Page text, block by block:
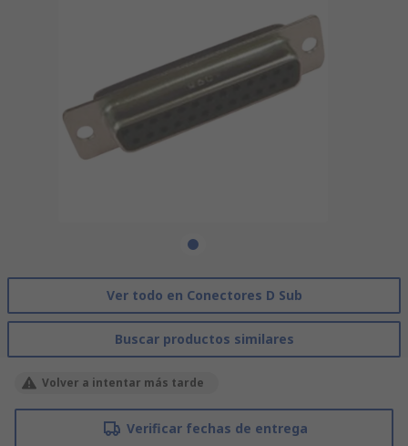
Ver todo en Conectores D Sub
Buscar productos similares
Volver a intentar más tarde
Verificar fechas de entrega